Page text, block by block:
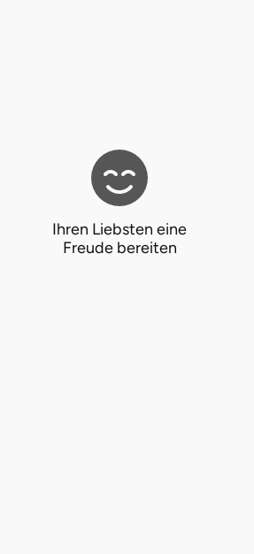
Ihren Liebsten eine
Freude bereiten